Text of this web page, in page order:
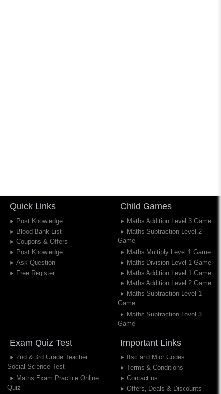
Quick Links
Post Knowledge
Blood Bank List
Coupons & Offers
Post Knowledge
Ask Question
Free Register
Child Games
Maths Addition Level 3 Game
Maths Subtraction Level 2
Game
Maths Multiply Level 1 Game
Maths Division Level 1 Game
Maths Addition Level 1 Game
Maths Addition Level 2 Game
Maths Subtraction Level 1
Game
Maths Subtraction Level 3
Game
Exam Quiz Test
2nd & 3rd Grade Teacher
Social Science Test
Maths Exam Practice Online
Quiz
Important Links
Ifsc and Micr Codes
Terms & Conditions
Contact us
Offers, Deals & Discounts